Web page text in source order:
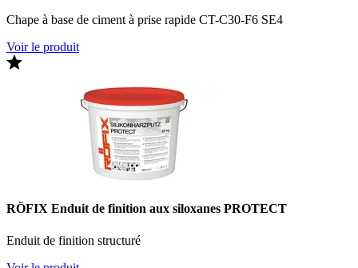
Chape à base de ciment à prise rapide CT-C30-F6 SE4
Voir le produit
RÖFIX Enduit de finition aux siloxanes PROTECT
Enduit de finition structuré